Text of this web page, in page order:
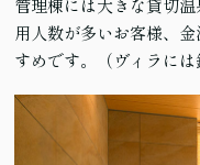
管理棟には大きな貸切
用人数が多いお客様、
すめです。（ヴィラには